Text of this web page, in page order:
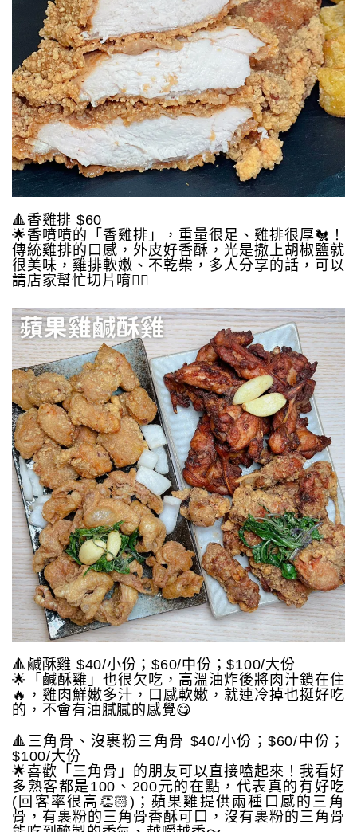
🔺香雞排 $60
🌟香噴噴的「香雞排」，重量很足、雞排很厚🐔！
傳統雞排的口感，外皮好香酥，光是撒上胡椒鹽就
很美味，雞排軟嫩、不乾柴，多人分享的話，可以
請店家幫忙切片唷👍🏻
🔺鹹酥雞 $40/小份；$60/中份；$100/大份
🌟「鹹酥雞」也很欠吃，高溫油炸後將肉汁鎖在住
🔥，雞肉鮮嫩多汁，口感軟嫩，就連冷掉也挺好吃
的，不會有油膩膩的感覺😋
🔺三角骨、沒裹粉三角骨 $40/小份；$60/中份；
$100/大份
🌟喜歡「三角骨」的朋友可以直接嗑起來！我看好
多熟客都是100、200元的在點，代表真的有好吃
(回客率很高👏🏻)；蘋果雞提供兩種口感的三角
骨，有裹粉的三角骨香酥可口，沒有裹粉的三角骨